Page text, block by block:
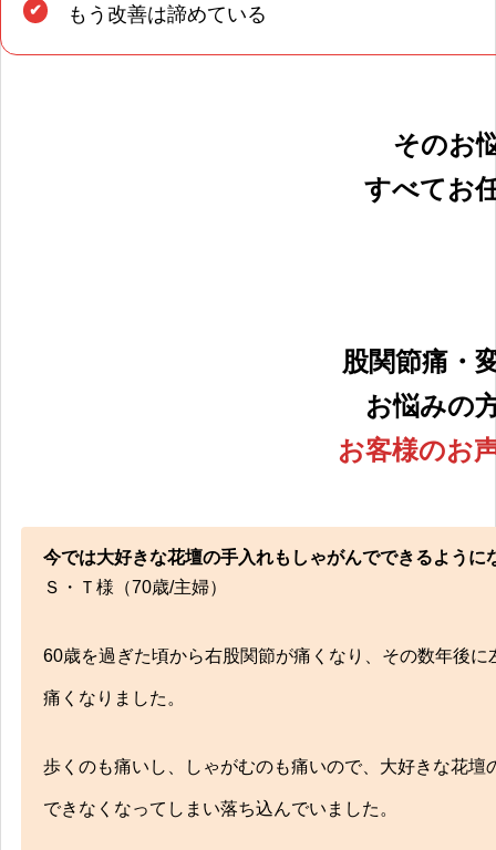
症状メニュー
多くの方が活き活きとした生活・人生を送れ
します。
もう改善は諦めている
そのお
すべてお
股関節痛・
お悩みの
お客様のお
今では大好きな花壇の手入れもしゃがんでできるように
Ｓ・Ｔ様（70歳/主婦）
60歳を過ぎた頃から右股関節が痛くなり、その数年後に
痛くなりました。
歩くのも痛いし、しゃがむのも痛いので、大好きな花壇
できなくなってしまい落ち込んでいました。